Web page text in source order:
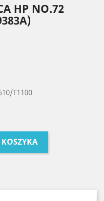
HP NO.72
T1100